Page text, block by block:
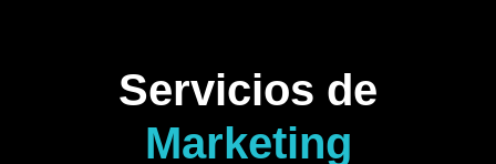
Servicios de
Marketing